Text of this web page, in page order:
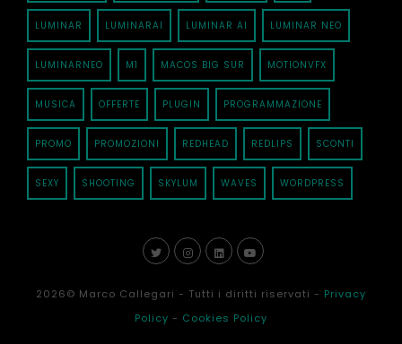
LUMINAR LUMINARAI LUMINAR AI LUMINAR NEO
LUMINARNEO M1 MACOS BIG SUR MOTIONVFX
MUSICA OFFERTE PLUGIN PROGRAMMAZIONE
PROMO PROMOZIONI REDHEAD REDLIPS SCONTI
SEXY SHOOTING SKYLUM WAVES WORDPRESS
2026© Marco Callegari - Tutti i diritti riservati - Privacy
Policy - Cookies Policy